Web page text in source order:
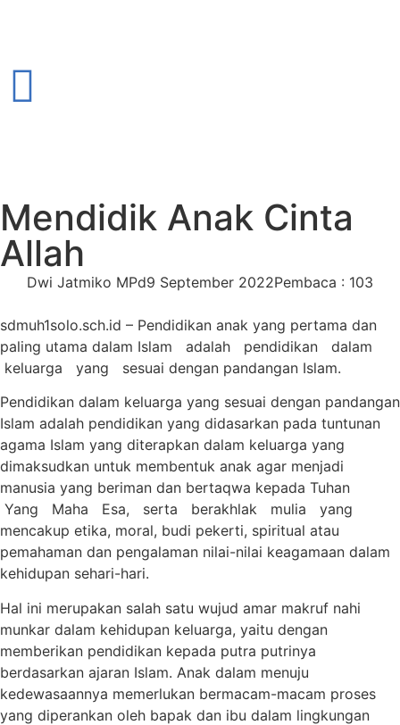
Mendidik Anak Cinta
Allah
Dwi Jatmiko MPd9 September 2022Pembaca : 103
sdmuh1solo.sch.id – Pendidikan anak yang pertama dan
paling utama dalam Islam adalah pendidikan dalam
keluarga yang sesuai dengan pandangan Islam.
Pendidikan dalam keluarga yang sesuai dengan pandangan
Islam adalah pendidikan yang didasarkan pada tuntunan
agama Islam yang diterapkan dalam keluarga yang
dimaksudkan untuk membentuk anak agar menjadi
manusia yang beriman dan bertaqwa kepada Tuhan
Yang Maha Esa, serta berakhlak mulia yang
mencakup etika, moral, budi pekerti, spiritual atau
pemahaman dan pengalaman nilai-nilai keagamaan dalam
kehidupan sehari-hari.
Hal ini merupakan salah satu wujud amar makruf nahi
munkar dalam kehidupan keluarga, yaitu dengan
memberikan pendidikan kepada putra putrinya
berdasarkan ajaran Islam. Anak dalam menuju
kedewasaannya memerlukan bermacam-macam proses
yang diperankan oleh bapak dan ibu dalam lingkungan